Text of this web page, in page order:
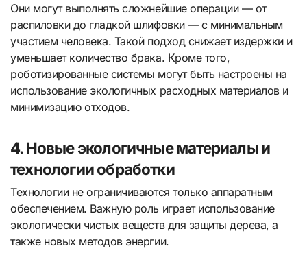
Они могут выполнять сложнейшие операции — от
распиловки до гладкой шлифовки — с минимальным
участием человека. Такой подход снижает издержки и
уменьшает количество брака. Кроме того,
роботизированные системы могут быть настроены на
использование экологичных расходных материалов и
минимизацию отходов.
4. Новые экологичные материалы и
технологии обработки
Технологии не ограничиваются только аппаратным
обеспечением. Важную роль играет использование
экологически чистых веществ для защиты дерева, а
также новых методов энергии.